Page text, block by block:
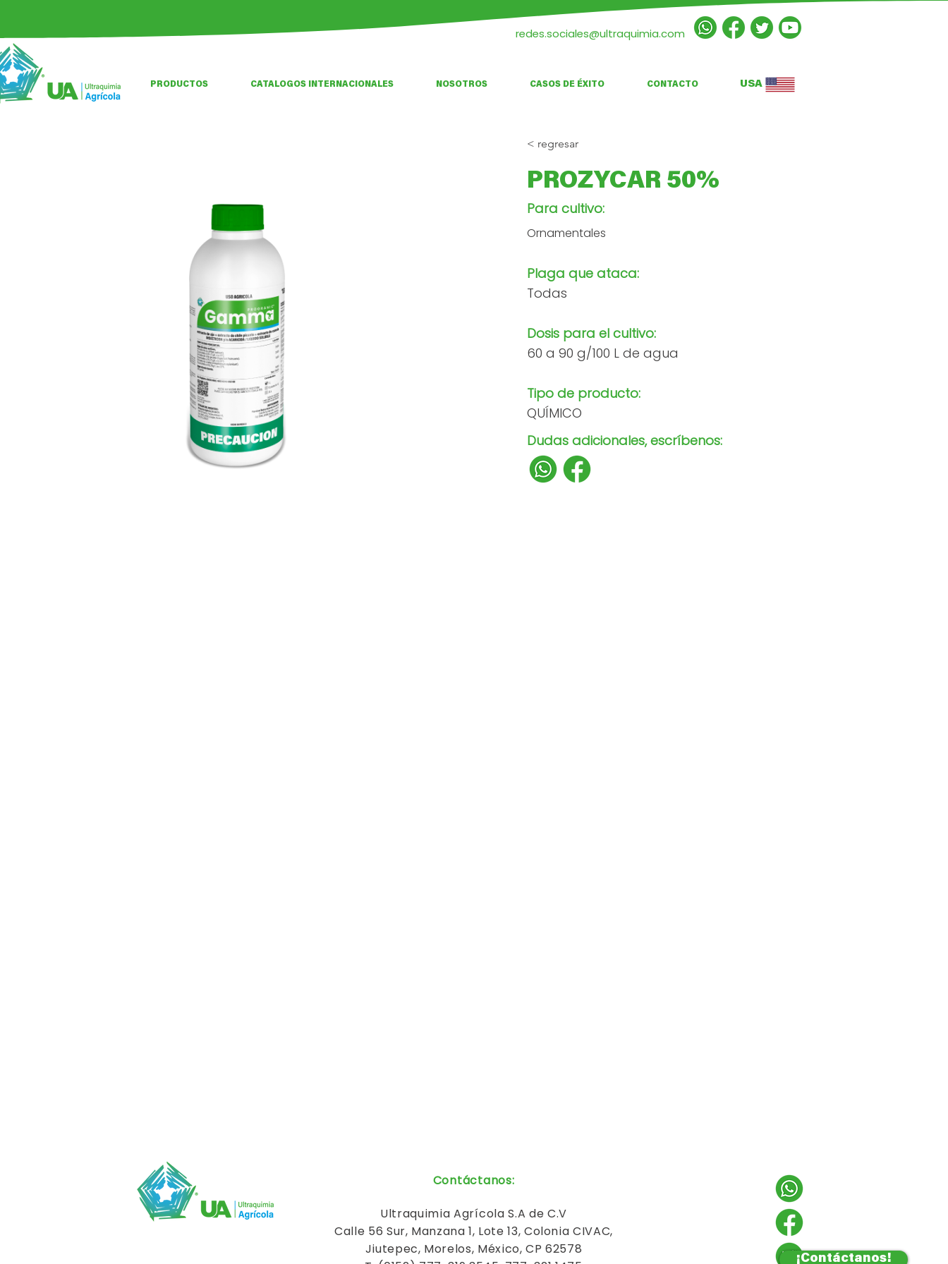
redes.sociales@ultraquimia.com
PRODUCTOS CATALOGOS INTERNACIONALES NOSOTROS CASOS DE ÉXITO CONTACTO USA
< regresar
PROZYCAR 50%
Para cultivo:
Ornamentales
Plaga que ataca:
Todas
Dosis para el cultivo:
60 a 90 g/100 L de agua
Tipo de producto:
QUÍMICO
Dudas adicionales, escríbenos:
¡Contáctanos!
Contáctanos:
Ultraquimia Agrícola S.A de C.V
Calle 56 Sur, Manzana 1, Lote 13, Colonia CIVAC,
Jiutepec, Morelos, México, CP 62578